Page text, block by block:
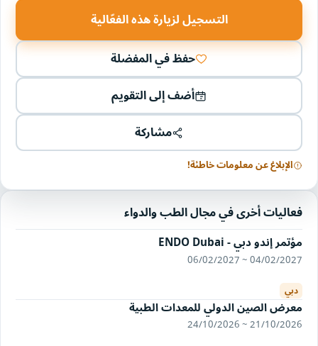
التسجيل لزيارة هذه الفعّالية
حفظ في المفضلة
أضف إلى التقويم
مشاركة
الإبلاغ عن معلومات خاطئة!
فعاليات أخرى في مجال الطب والدواء
مؤتمر إندو دبي - ENDO Dubai
04/02/2027 ~ 06/02/2027
دبي
معرض الصين الدولي للمعدات الطبية
21/10/2026 ~ 24/10/2026